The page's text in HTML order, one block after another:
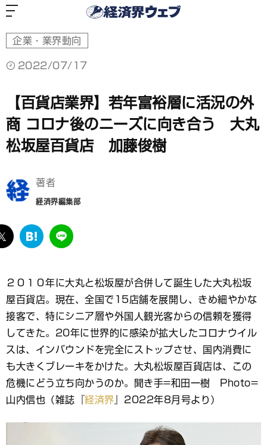
企業・業界動向
2022/07/17
【百貨店業界】若年富裕層に活況の外
商 コロナ後のニーズに向き合う 大丸
松坂屋百貨店 加藤俊樹
著者
経済界編集部
twitter
は
ブ
ッ
ク
マ
ク
LINE
２０１０年に大丸と松坂屋が合併して誕生した大丸松坂
屋百貨店。現在、全国で15店舗を展開し、きめ細やかな
接客で、特にシニア層や外国人観光客からの信頼を獲得
してきた。20年に世界的に感染が拡大したコロナウイル
スは、インバウンドを完全にストップさせ、国内消費に
も大きくブレーキをかけた。大丸松坂屋百貨店は、この
危機にどう立ち向かうのか。聞き手=和田一樹 Photo=
山内信也（雑誌『 経済界 』2022年8月号より）